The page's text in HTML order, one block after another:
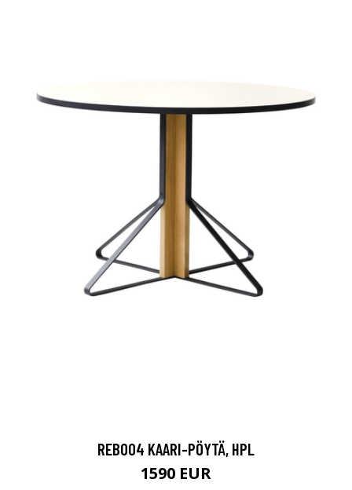
REB004 KAARI-PÖYTÄ, HPL
1590 EUR